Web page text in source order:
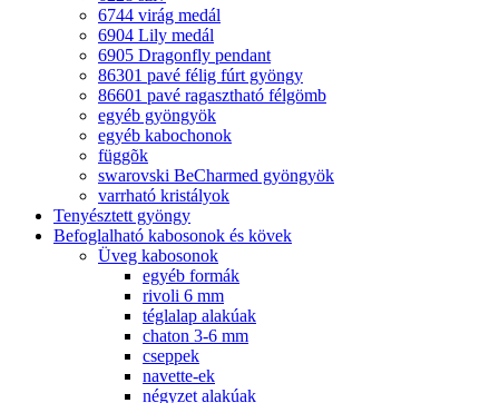
6744 virág medál
6904 Lily medál
6905 Dragonfly pendant
86301 pavé félig fúrt gyöngy
86601 pavé ragasztható félgömb
egyéb gyöngyök
egyéb kabochonok
függõk
swarovski BeCharmed gyöngyök
varrható kristályok
Tenyésztett gyöngy
Befoglalható kabosonok és kövek
Üveg kabosonok
egyéb formák
rivoli 6 mm
téglalap alakúak
chaton 3-6 mm
cseppek
navette-ek
négyzet alakúak